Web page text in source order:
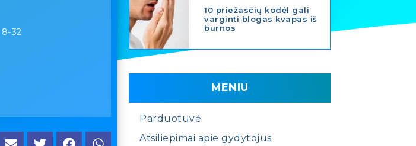
8-32
10 priežasčių kodėl gali
varginti blogas kvapas iš
burnos
MENIU
Parduotuvė
Atsiliepimai apie gydytojus